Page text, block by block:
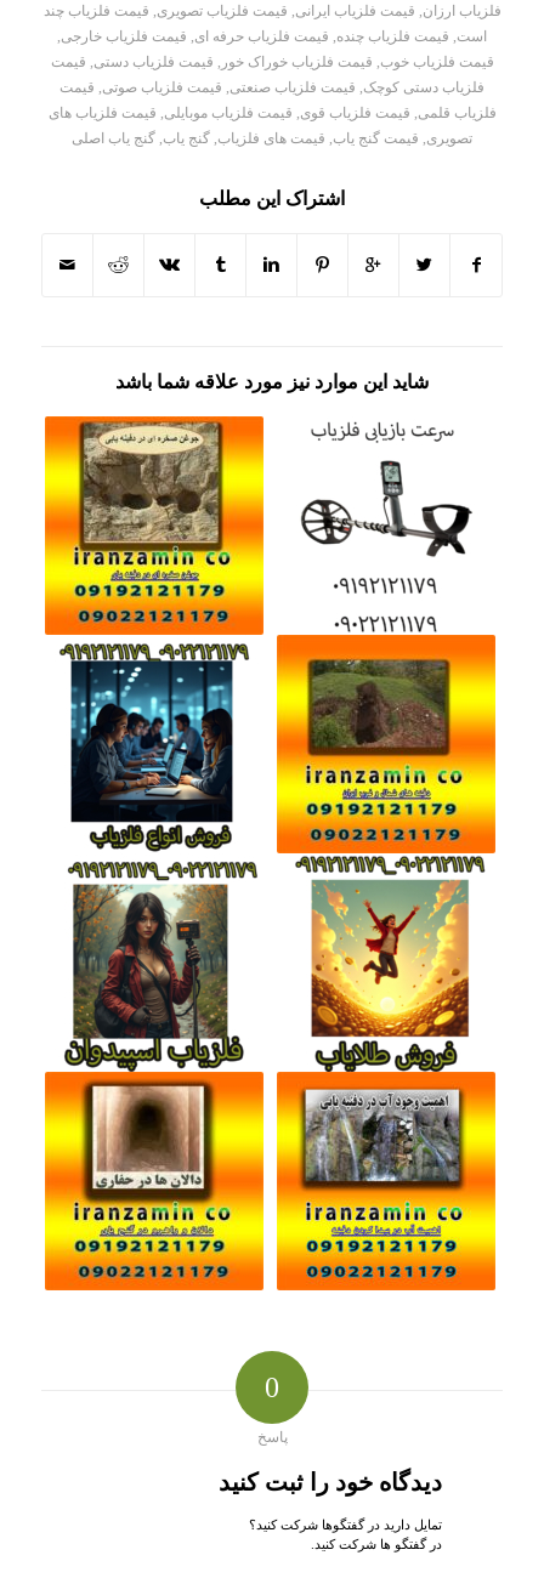
فلزیاب ارزان, قیمت فلزیاب ایرانی, قیمت فلزیاب تصویری, قیمت فلزیاب چند
است, قیمت فلزیاب چنده, قیمت فلزیاب حرفه ای, قیمت فلزیاب خارجی,
قیمت فلزیاب خوب, قیمت فلزیاب خوراک خور , قیمت فلزیاب دستی, قیمت
فلزیاب دستی کوچک, قیمت فلزیاب صنعتی, قیمت فلزیاب صوتی, قیمت
فلزیاب قلمی, قیمت فلزیاب قوی, قیمت فلزیاب موبایلی, قیمت فلزیاب های
تصویری, قیمت گنج یاب, قیمت های فلزیاب, گنج یاب, گنج یاب اصلی
اشتراک این مطلب
شاید این موارد نیز مورد علاقه شما باشد
0
پاسخ
دیدگاه خود را ثبت کنید
تمایل دارید در گفتگوها شرکت کنید؟
در گفتگو ها شرکت کنید.